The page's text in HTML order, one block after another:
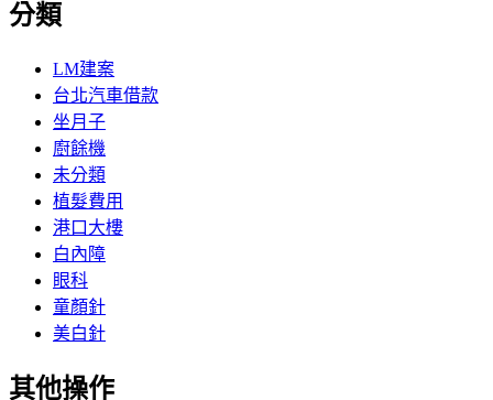
分類
LM建案
台北汽車借款
坐月子
廚餘機
未分類
植髮費用
港口大樓
白內障
眼科
童顏針
美白針
其他操作